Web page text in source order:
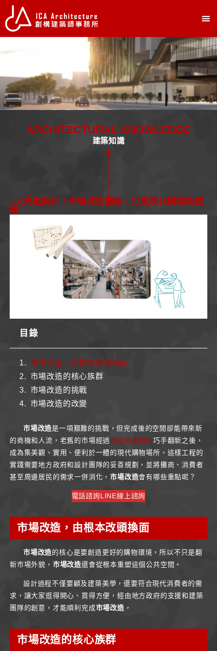
ARCHITECTURAL KNOWLEDGE
建築知識
3大亮點解析！市場改造翻新，打造現代購物新體
驗
目錄
市場改造，由根本改頭換面
市場改造的核心族群
市場改造的挑戰
市場改造的改變
市場改造是一項艱難的挑戰，但完成後的空間卻能帶來新
的商機和人流，老舊的市場經過建築師事務所巧手翻新之後，
成為集美觀、實用、便利於一體的現代購物場所，這樣工程的
實踐需要地方政府和設計團隊的妥善規劃，並將攤商、消費者
甚至周邊居民的需求一併消化，市場改造會有哪些重點呢？
電話諮詢LINE線上諮詢
市場改造 ，由根本改頭換面
市場改造的核心是要創造更好的購物環境，所以不只是翻
新市場外貌， 市場改造還會從根本重塑這個公共空間。
設計過程不僅要顧及建築美學，還要符合現代消費者的需
求，讓大家逛得開心、買得方便，經由地方政府的支援和建築
團隊的創意，才能順利完成市場改造 ，
市場改造的核心族群